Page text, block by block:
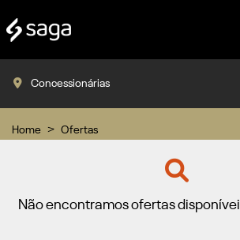
Concessionárias
Home Ofertas
Não encontramos ofertas